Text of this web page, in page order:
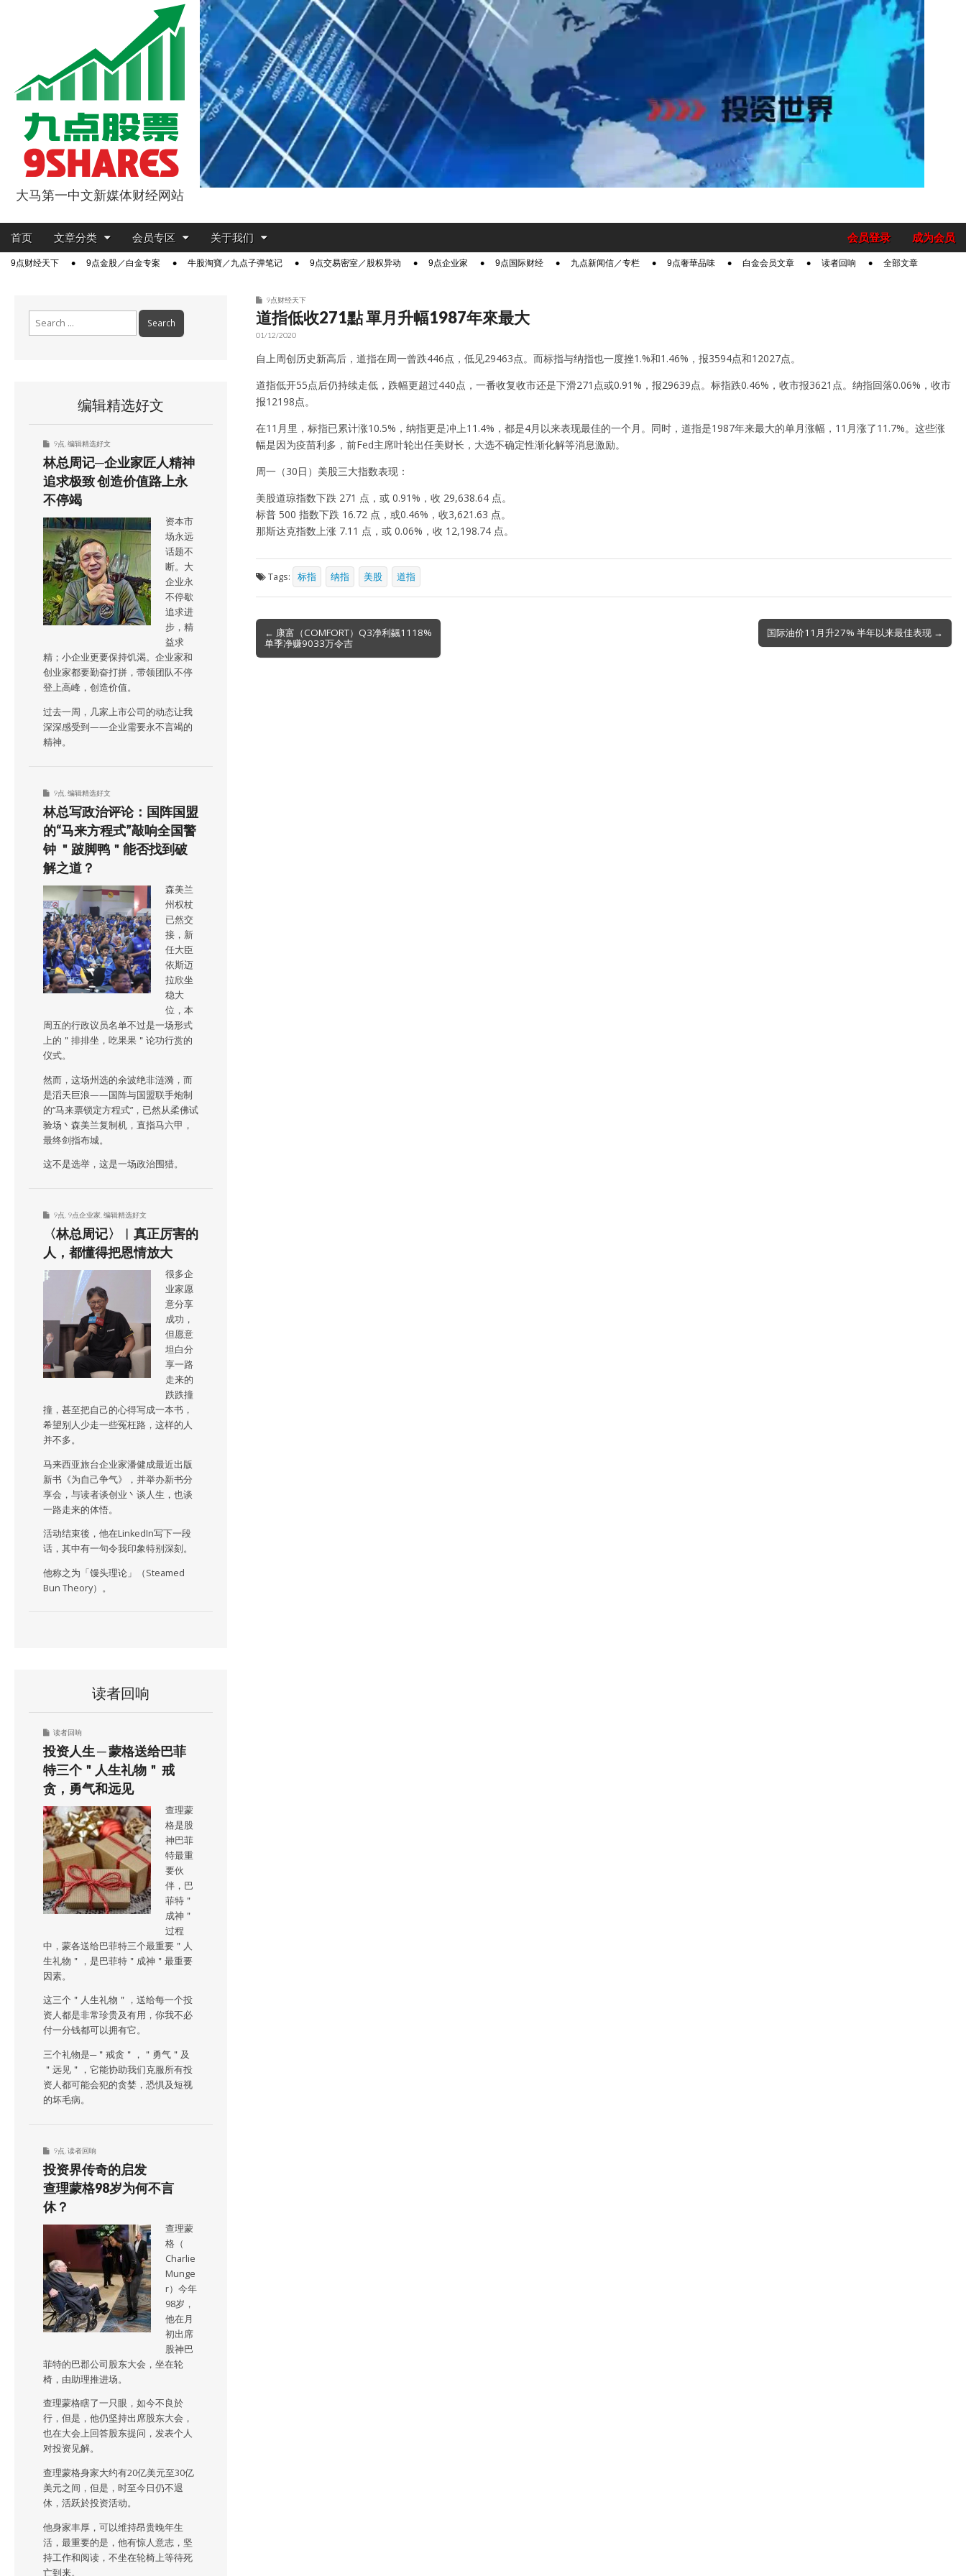
9点股票
大马第一中文新媒体财经网站
Main
Skip
content
首页 文章分类 会员专区 关于我们 成为会员
会员登录
Sub9点财经天下 9点金股／白金专案 牛股淘寶／九点子弹笔记 9点交易密室／股权异动 9点企业家 9点国际财经 九点新闻信／专栏 9点奢華品味 白金会员文章 读者回响 全部文章
9点财经天下
道指低收271點 單月升幅1987年來最大
01/12/2020
自上周创历史新高后，道指在周一曾跌446点，低见29463点。而标指与纳指也一度挫1.%和1.46%，报3594点和12027点。
道指低开55点后仍持续走低，跌幅更超过440点，一番收复收市还是下滑271点或0.91%，报29639点。标指跌0.46%，收市报3621点。纳指回落0.06%，收市
报12198点。
在11月里，标指已累计涨10.5%，纳指更是冲上11.4%，都是4月以来表现最佳的一个月。同时，道指是1987年来最大的单月涨幅，11月涨了11.7%。这些涨
幅是因为疫苗利多，前Fed主席叶轮出任美财长，大选不确定性渐化解等消息激励。
周一（30日）美股三大指数表现：
美股道琼指数下跌 271 点，或 0.91%，收 29,638.64 点。
标普 500 指数下跌 16.72 点，或0.46%，收3,621.63 点。
那斯达克指数上涨 7.11 点，或 0.06%，收 12,198.74 点。
Tags: 标指 纳指 美股 道指
Post
navigation
← 康富（COMFORT）Q3净利飊1118%
单季净赚9033万令吉
国际油价11月升27% 半年以来最佳表现 →
编辑精选好文
9点 编辑精选好文
林总周记─企业家匠人精神
追求极致 创造价值路上永
不停竭
资本市
场永远
话题不
断。大
企业永
不停歇
追求进
步，精
益求
精；小企业更要保持饥渴。企业家和
创业家都要勤奋打拼，带领团队不停
登上高峰，创造价值。
过去一周，几家上市公司的动态让我
深深感受到——企业需要永不言竭的
精神。
9点 编辑精选好文
林总写政治评论：国阵国盟
的“马来方程式”敲响全国警
钟 ＂跛脚鸭＂能否找到破
解之道？
森美兰
州权杖
已然交
接，新
任大臣
依斯迈
拉欣坐
稳大
位，本
周五的行政议员名单不过是一场形式
上的＂排排坐，吃果果＂论功行赏的
仪式。
然而，这场州选的余波绝非涟漪，而
是滔天巨浪——国阵与国盟联手炮制
的“马来票锁定方程式”，已然从柔佛试
验场丶森美兰复制机，直指马六甲，
最终剑指布城。
这不是选举，这是一场政治围猎。
9点 9点企业家 编辑精选好文
〈林总周记〉︱真正厉害的
人，都懂得把恩情放大
很多企
业家愿
意分享
成功，
但愿意
坦白分
享一路
走来的
跌跌撞
撞，甚至把自己的心得写成一本书，
希望别人少走一些冤枉路，这样的人
并不多。
马来西亚旅台企业家潘健成最近出版
新书《为自己争气》，并举办新书分
享会，与读者谈创业丶谈人生，也谈
一路走来的体悟。
活动结束後，他在LinkedIn写下一段
话，其中有一句令我印象特别深刻。
他称之为「馒头理论」（Steamed
Bun Theory）。
读者回响
读者回响
投资人生 ─ 蒙格送给巴菲
特三个＂人生礼物＂ 戒
贪，勇气和远见
查理蒙
格是股
神巴菲
特最重
要伙
伴，巴
菲特＂
成神＂
过程
中，蒙各送给巴菲特三个最重要＂人
生礼物＂，是巴菲特＂成神＂最重要
因素。
这三个＂人生礼物＂，送给每一个投
资人都是非常珍贵及有用，你我不必
付一分钱都可以拥有它。
三个礼物是─＂戒贪＂，＂勇气＂及
＂远见＂，它能协助我们克服所有投
资人都可能会犯的贪婪，恐惧及短视
的坏毛病。
9点 读者回响
投资界传奇的启发
查理蒙格98岁为何不言
休？
查理蒙
格（
Charlie
Munge
r）今年
98岁，
他在月
初出席
股神巴
菲特的巴郡公司股东大会，坐在轮
椅，由助理推进场。
查理蒙格瞎了一只眼，如今不良於
行，但是，他仍坚持出席股东大会，
也在大会上回答股东提问，发表个人
对投资见解。
查理蒙格身家大约有20亿美元至30亿
美元之间，但是，时至今日仍不退
休，活跃於投资活动。
他身家丰厚，可以维持昂贵晚年生
活，最重要的是，他有惊人意志，坚
持工作和阅读，不坐在轮椅上等待死
亡到来。